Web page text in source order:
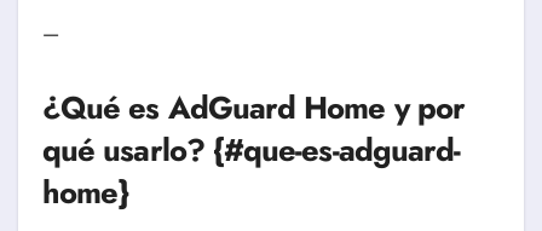
—
¿Qué es AdGuard Home y por
qué usarlo? {#que-es-adguard-
home}